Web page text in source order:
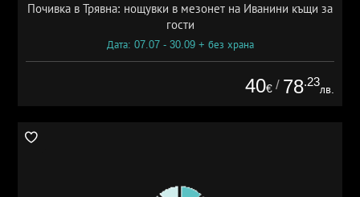
Почивка в Трявна: нощувки в мезонет на Иванини къщи за
гости
Дата: 07.07 - 30.09 + без храна
40€ / 78.23
лв.